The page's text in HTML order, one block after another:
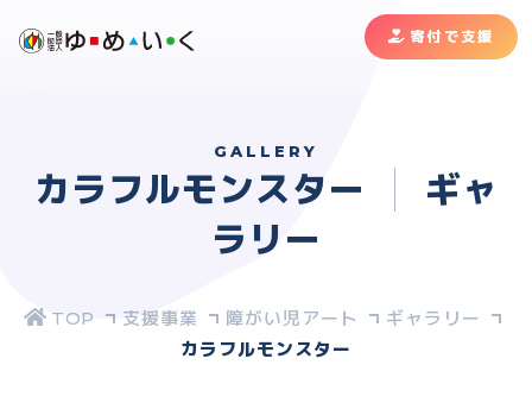
寄付で支援
GALLERY
カラフルモンスター
ギャ
ラリー
支援事業 障がい児アート
ギャラリー
カラフルモンスター